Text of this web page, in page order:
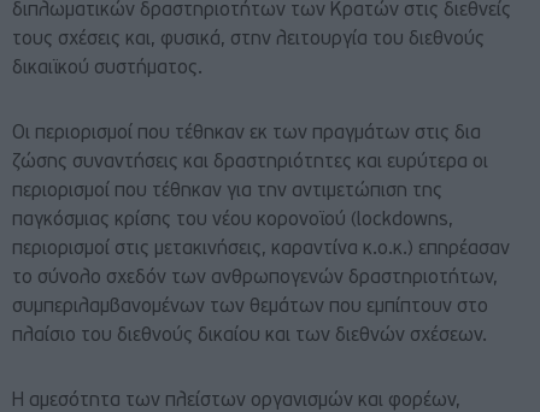
διπλωματικών δραστηριοτήτων των Κρατών στις διεθνείς
τους σχέσεις και, φυσικά, στην λειτουργία του διεθνούς
δικαιϊκού συστήματος.
Οι περιορισμοί που τέθηκαν εκ των πραγμάτων στις δια
ζώσης συναντήσεις και δραστηριότητες και ευρύτερα οι
περιορισμοί που τέθηκαν για την αντιμετώπιση της
παγκόσμιας κρίσης του νέου κορονοϊού (lockdowns,
περιορισμοί στις μετακινήσεις, καραντίνα κ.ο.κ.) επηρέασαν
το σύνολο σχεδόν των ανθρωπογενών δραστηριοτήτων,
συμπεριλαμβανομένων των θεμάτων που εμπίπτουν στο
πλαίσιο του διεθνούς δικαίου και των διεθνών σχέσεων.
Η αμεσότητα των πλείστων οργανισμών και φορέων,